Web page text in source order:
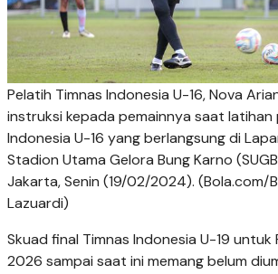
Pelatih Timnas Indonesia U-16, Nova
instruksi kepada pemainnya saat latihan
Indonesia U-16 yang berlangsung di
Stadion Utama Gelora Bung Karno
Jakarta, Senin (19/02/2024). (Bola.com/
Lazuardi)
Skuad final Timnas Indonesia U-19 untuk
2026 sampai saat ini memang belum